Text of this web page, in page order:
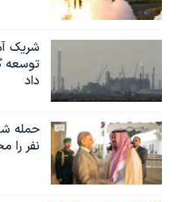
شریک
توسعه
داد
نفر را